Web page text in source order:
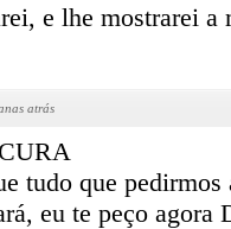
e lhe mostrarei a
atrás
tudo que pedirmos
eu te peço agora